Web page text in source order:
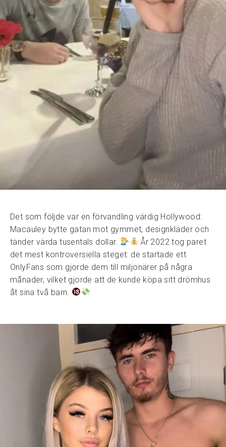
Det som följde var en förvandling värdig Hollywood:
Macauley bytte gatan mot gymmet, designkläder och
tänder värda tusentals dollar.
År 2022 tog paret
det mest kontroversiella steget: de startade ett
OnlyFans som gjorde dem till miljonärer på några
månader, vilket gjorde att de kunde köpa sitt drömhus
åt sina två barn.